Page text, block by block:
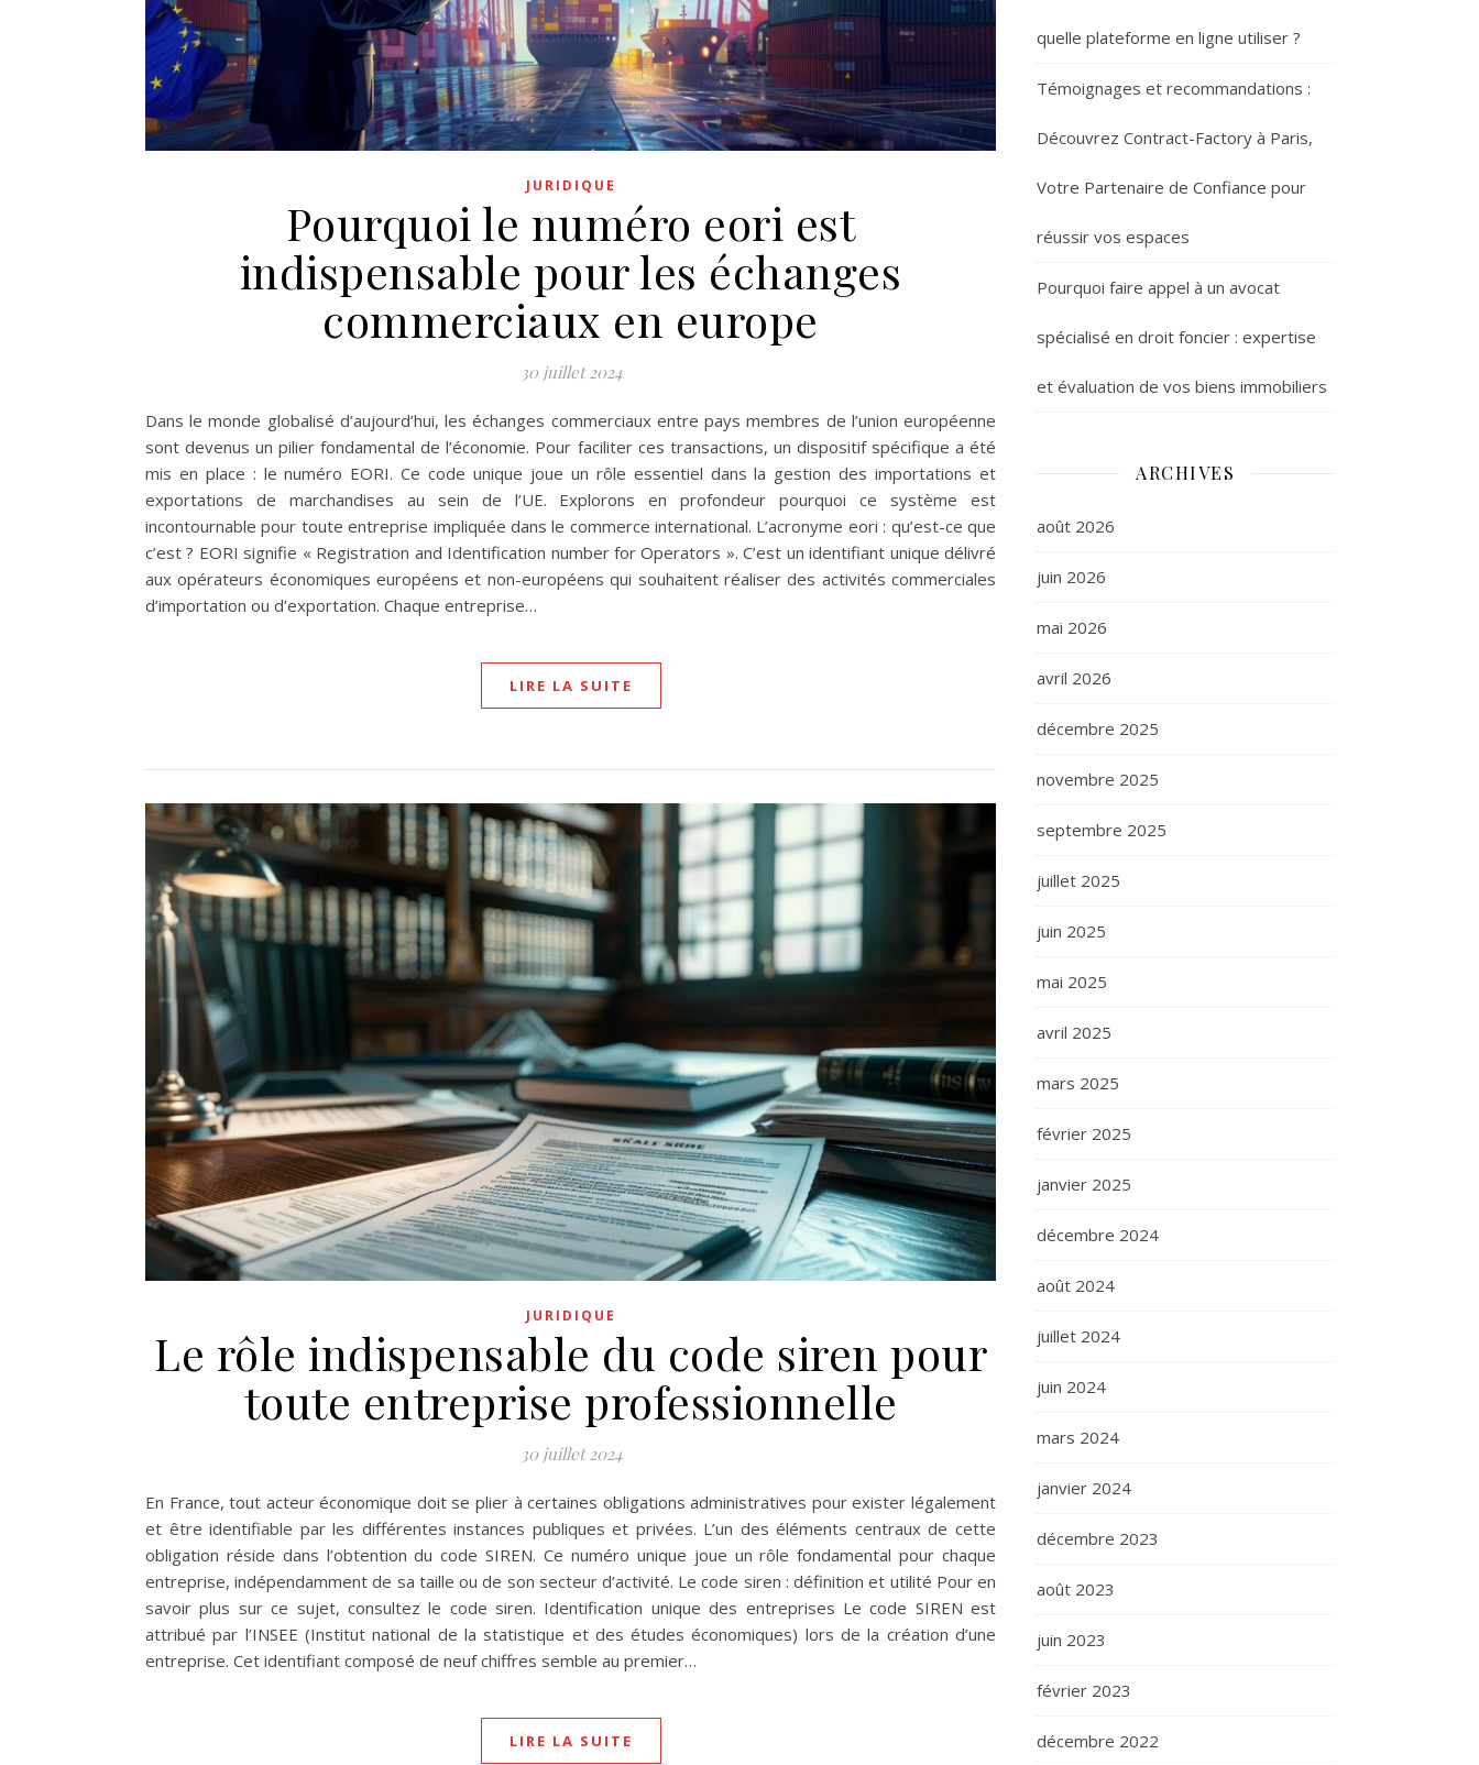
JURIDIQUE
Pourquoi le numéro eori est
indispensable pour les échanges
commerciaux en europe
30 juillet 2024
Dans le monde globalisé d’aujourd’hui, les échanges commerciaux entre pays membres de l’union européenne
sont devenus un pilier fondamental de l’économie. Pour faciliter ces transactions, un dispositif spécifique a été
mis en place : le numéro EORI. Ce code unique joue un rôle essentiel dans la gestion des importations et
exportations de marchandises au sein de l’UE. Explorons en profondeur pourquoi ce système est
incontournable pour toute entreprise impliquée dans le commerce international. L’acronyme eori : qu’est-ce que
c’est ? EORI signifie « Registration and Identification number for Operators ». C’est un identifiant unique délivré
aux opérateurs économiques européens et non-européens qui souhaitent réaliser des activités commerciales
d’importation ou d’exportation. Chaque entreprise…
LIRE LA SUITE
JURIDIQUE
Le rôle indispensable du code siren pour
toute entreprise professionnelle
30 juillet 2024
En France, tout acteur économique doit se plier à certaines obligations administratives pour exister légalement
et être identifiable par les différentes instances publiques et privées. L’un des éléments centraux de cette
obligation réside dans l’obtention du code SIREN. Ce numéro unique joue un rôle fondamental pour chaque
entreprise, indépendamment de sa taille ou de son secteur d’activité. Le code siren : définition et utilité Pour en
savoir plus sur ce sujet, consultez le code siren. Identification unique des entreprises Le code SIREN est
attribué par l’INSEE (Institut national de la statistique et des études économiques) lors de la création d’une
entreprise. Cet identifiant composé de neuf chiffres semble au premier…
LIRE LA SUITE
quelle plateforme en ligne utiliser ?
Témoignages et recommandations :
Découvrez Contract-Factory à Paris,
Votre Partenaire de Confiance pour
réussir vos espaces
Pourquoi faire appel à un avocat
spécialisé en droit foncier : expertise
et évaluation de vos biens immobiliers
ARCHIVES
août 2026
juin 2026
mai 2026
avril 2026
décembre 2025
novembre 2025
septembre 2025
juillet 2025
juin 2025
mai 2025
avril 2025
mars 2025
février 2025
janvier 2025
décembre 2024
août 2024
juillet 2024
juin 2024
mars 2024
janvier 2024
décembre 2023
août 2023
juin 2023
février 2023
décembre 2022